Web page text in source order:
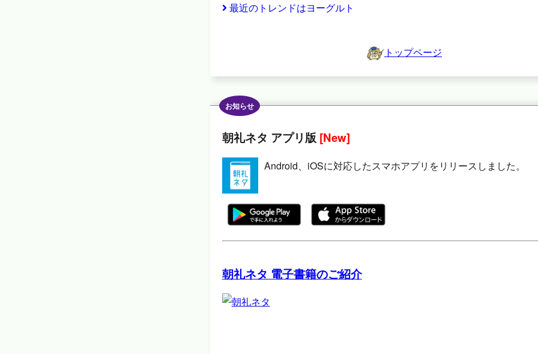
最近のトレンドはヨーグルト
トップページ
お知らせ
朝礼ネタ アプリ版 [New]
Android、iOSに対応したスマホアプリをリリースしました。
朝礼ネタ 電子書籍のご紹介